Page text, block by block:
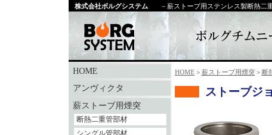
株式会社ボルグシステム －薪ストーブ用ステンレス製断熱二
HOME
アンヴィクタ
薪ストーブ用煙突
断熱二重管部材
シングル管部材
HOME ＞ 薪ストーブ用煙突＞ 断
ストーブジ